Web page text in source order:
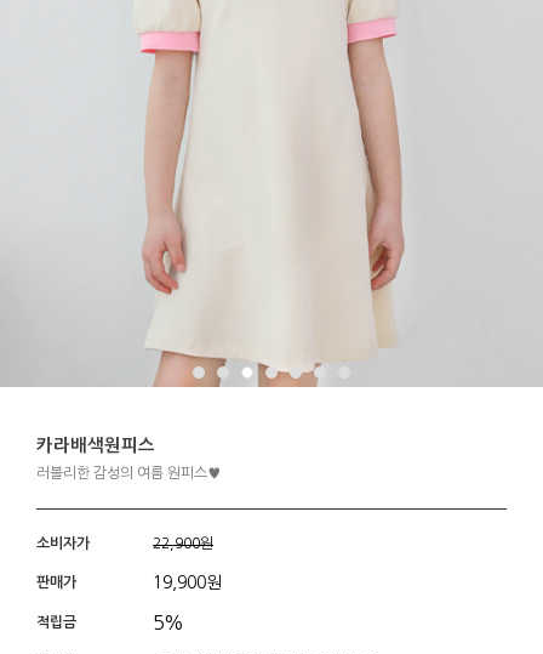
카라배색원피스
러블리한 감성의 여름 원피스♥
소비자가 22,900원
판매가 19,900원
적립금 5%